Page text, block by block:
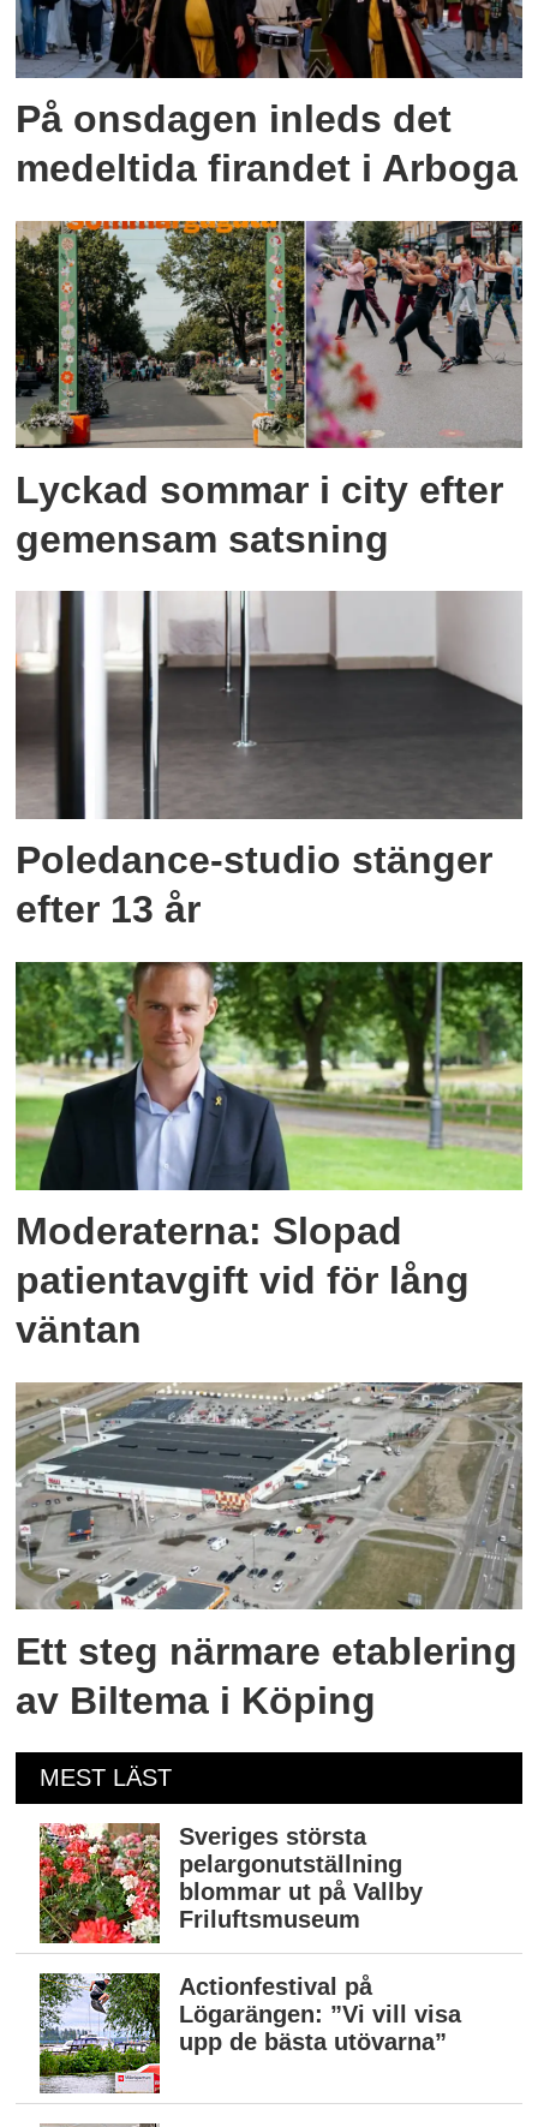
På onsdagen inleds det
medeltida firandet i Arboga
Lyckad sommar i city efter
gemensam satsning
Poledance-studio stänger
efter 13 år
Moderaterna: Slopad
patientavgift vid för lång
väntan
Ett steg närmare etablering
av Biltema i Köping
MEST LÄST
Sveriges största
pelargonutställning
blommar ut på Vallby
Friluftsmuseum
Actionfestival på
Lögarängen: ”Vi vill visa
upp de bästa utövarna”